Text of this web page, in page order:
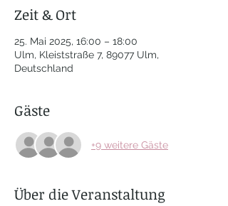
Zeit & Ort
25. Mai 2025, 16:00 – 18:00
Ulm, Kleiststraße 7, 89077 Ulm,
Deutschland
Gäste
+9 weitere Gäste
Über die Veranstaltung